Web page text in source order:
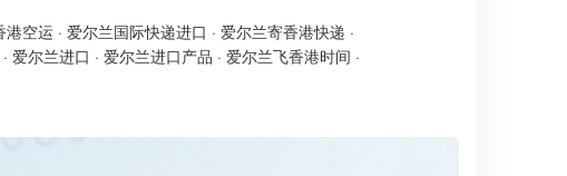
港空运 · 爱尔兰国际快递进口 · 爱尔兰寄香港快递 ·
· 爱尔兰进口 · 爱尔兰进口产品 · 爱尔兰飞香港时间 ·